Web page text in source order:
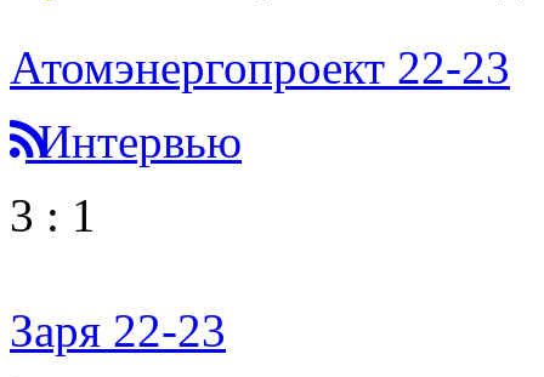
Атомэнергопроект 22-23
Интервью
3 : 1
Заря 22-23